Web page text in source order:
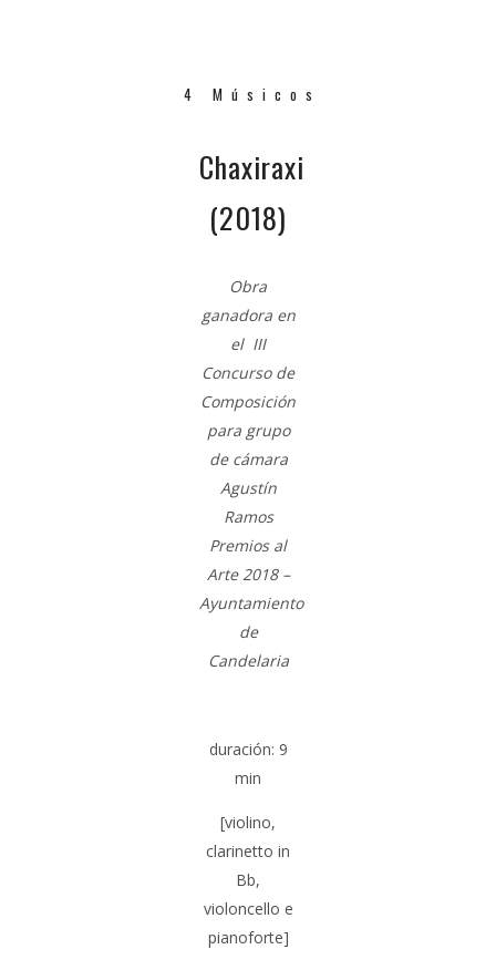
4 Músicos
Chaxiraxi
(2018)
Obra
ganadora en
el III
Concurso de
Composición
para grupo
de cámara
Agustín
Ramos
Premios al
Arte 2018 –
Ayuntamiento
de
Candelaria
duración: 9
min
[violino,
clarinetto in
Bb,
violoncello e
pianoforte]